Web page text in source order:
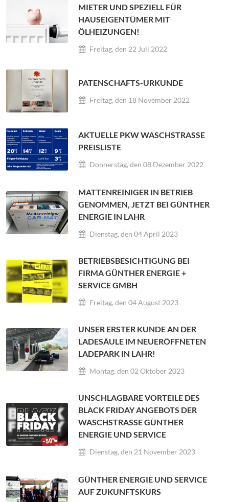
MIETER UND SPEZIELL FÜR
HAUSEIGENTÜMER MIT
ÖLHEIZUNGEN!
Freitag, den 22 Juli 2022
PATENSCHAFTS-URKUNDE
Freitag, den 18 November 2022
AKTUELLE PKW WASCHSTRASSE P
REISLISTE
Donnerstag, den 08 Dezember 2022
MATTENREINIGER IN BETRIEB
GENOMMEN, JETZT BEI GÜNTHER
ENERGIE IN LAHR
Dienstag, den 04 April 2023
BETRIEBSBESICHTIGUNG BEI
FIRMA GÜNTHER ENERGIE +
SERVICE GMBH
Freitag, den 04 August 2023
UNSER ERSTER KUNDE AN DER
LADESÄULE IM NEUERÖFFNETEN
LADEPARK IN LAHR!
Montag, den 02 Oktober 2023
UNSCHLAGBARE VORTEILE DES
BLACK FRIDAY ANGEBOTS DER
WASCHSTRASSE GÜNTHER E
NERGIE UND SERVICE
Dienstag, den 21 November 2023
GÜNTHER ENERGIE UND SERVICE
AUF ZUKUNFTSKURS